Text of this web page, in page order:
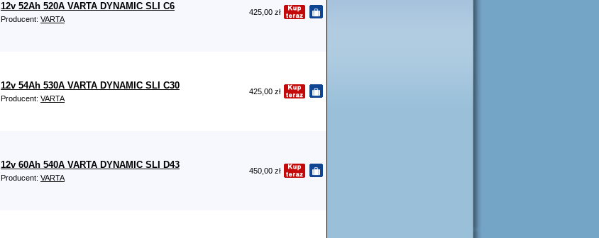
12v 52Ah 520A VARTA DYNAMIC SLI C6
Producent: VARTA
425,00 zł
12v 54Ah 530A VARTA DYNAMIC SLI C30
Producent: VARTA
425,00 zł
12v 60Ah 540A VARTA DYNAMIC SLI D43
Producent: VARTA
450,00 zł